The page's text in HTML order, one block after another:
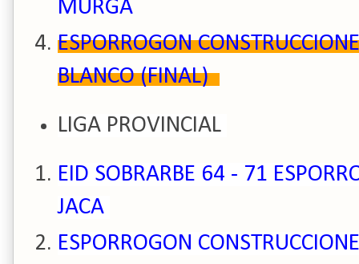
MURGA
ESPORROGON
BLANCO (FINAL)
LIGA PROVINCIAL
EID SOBRARBE 64 - 71
JACA
ESPORROGON